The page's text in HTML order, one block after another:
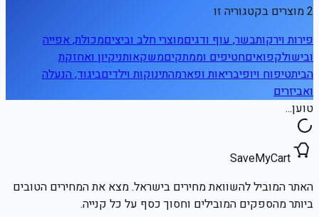
2 מוצרים בקטגוריה זו
פירות וירקותבשר, עוף ודגיםמוצרי חלב וביציםמכולת, אפייה
ובישולקפואיםחטיפים וממתקיםמשקאותניקיון ואחזקת
הביתטיפוח ויופיבריאות ופארמהתינוקות וילדיםביגוד, הנעלה
ואביזרים
טוען...
SaveMyCart
האתר המוביל להשוואת מחירים בישראל. מצא את המחירים הטובים
ביותר מהספקים המובילים וחסוך כסף על כל קנייה.